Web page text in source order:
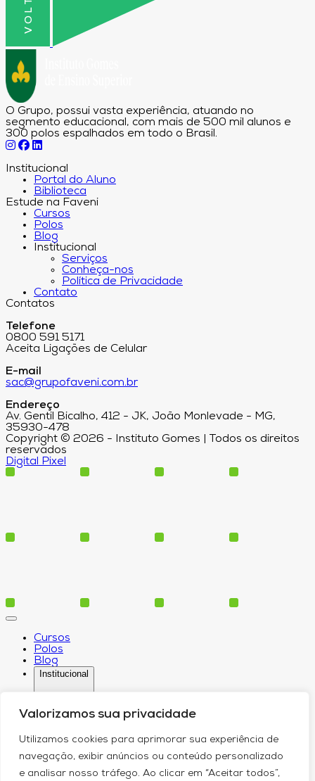
Valorizamos sua privacidade
Utilizamos cookies para aprimorar sua experiência de
navegação, exibir anúncios ou conteúdo personalizado
e analisar nosso tráfego. Ao clicar em “Aceitar todos”,
O Grupo, possui vasta experiência, atuando no
segmento educacional, com mais de 500 mil alunos e
300 polos espalhados em todo o Brasil.
Institucional
Portal do Aluno
Biblioteca
Estude na Faveni
Cursos
Polos
Blog
Institucional
Serviços
Conheça-nos
Política de Privacidade
Contato
Contatos
Telefone
0800 591 5171
Aceita Ligações de Celular
E-mail
sac@grupofaveni.com.br
Endereço
Av. Gentil Bicalho, 412 - JK, João Monlevade - MG,
35930-478
Copyright © 2026 - Instituto Gomes | Todos os direitos
reservados
Digital Pixel
Cursos
Polos
Blog
Institucional
Serviços
Conheça-nos
Política de Privacidade
Contato